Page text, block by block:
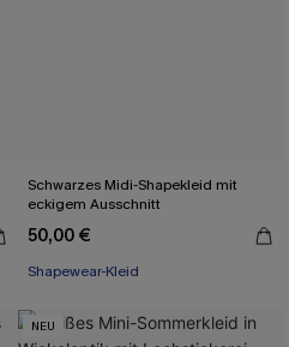
Schwarzes Midi-Shapekleid mit
eckigem Ausschnitt
50,00 €
Shapewear-Kleid
NEU